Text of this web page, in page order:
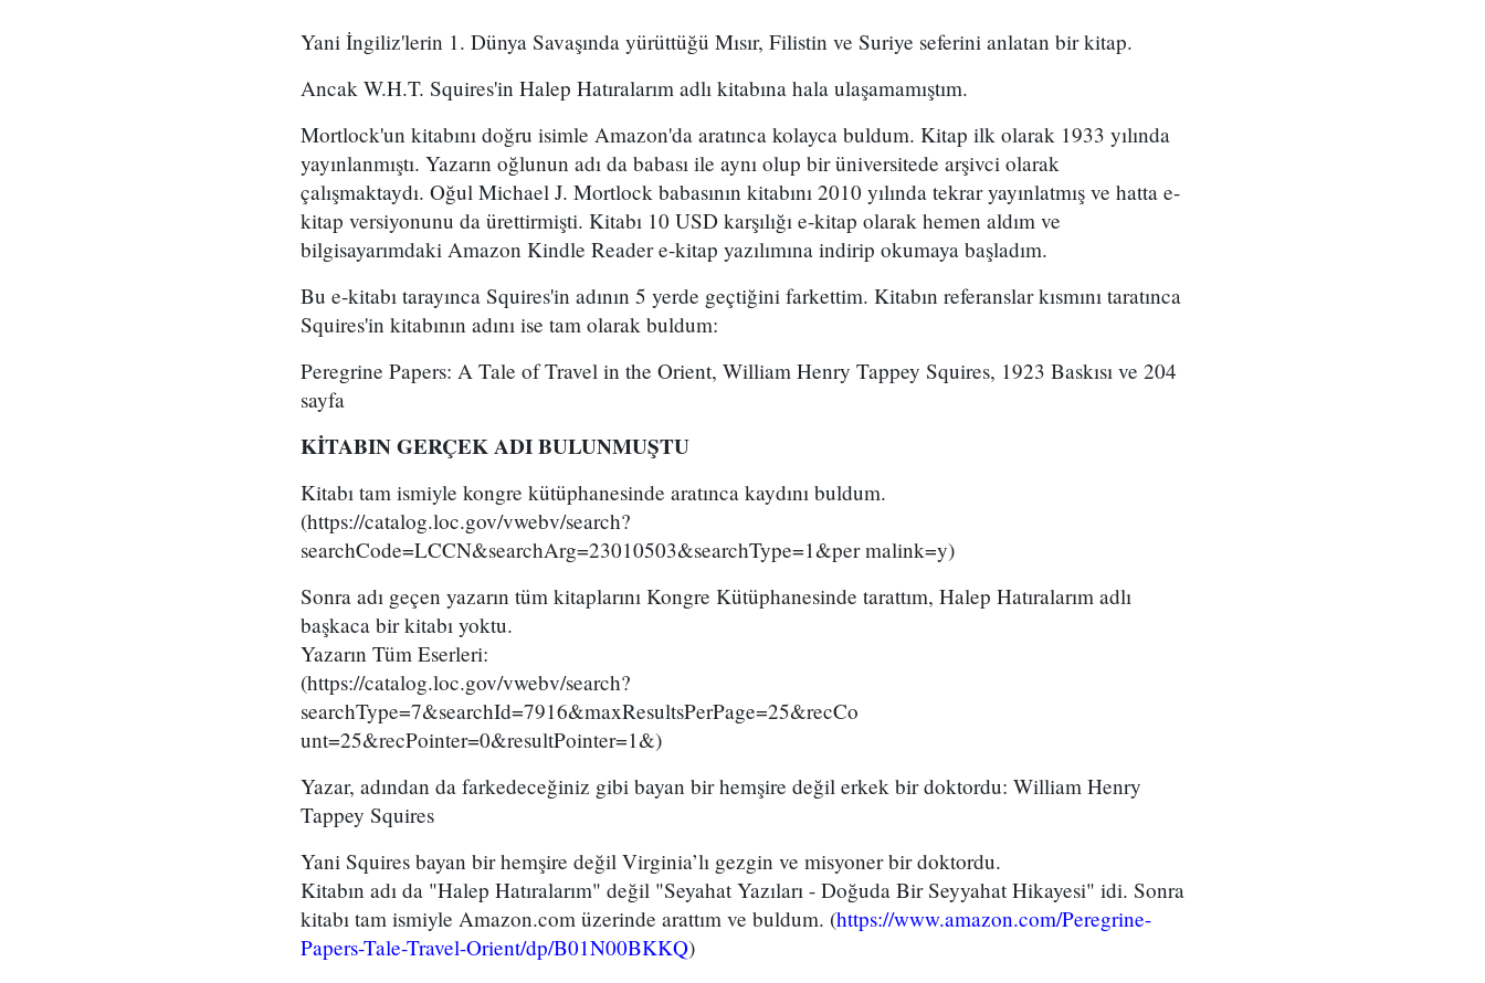
Yani İngiliz'lerin 1. Dünya Savaşında yürüttüğü Mısır, Filistin ve Suriye seferini anlatan bir kitap.
Ancak W.H.T. Squires'in Halep Hatıralarım adlı kitabına hala ulaşamamıştım.
Mortlock'un kitabını doğru isimle Amazon'da aratınca kolayca buldum. Kitap ilk olarak 1933 yılında
yayınlanmıştı. Yazarın oğlunun adı da babası ile aynı olup bir üniversitede arşivci olarak
çalışmaktaydı. Oğul Michael J. Mortlock babasının kitabını 2010 yılında tekrar yayınlatmış ve hatta e-
kitap versiyonunu da ürettirmişti. Kitabı 10 USD karşılığı e-kitap olarak hemen aldım ve
bilgisayarımdaki Amazon Kindle Reader e-kitap yazılımına indirip okumaya başladım.
Bu e-kitabı tarayınca Squires'in adının 5 yerde geçtiğini farkettim. Kitabın referanslar kısmını taratınca
Squires'in kitabının adını ise tam olarak buldum:
Peregrine Papers: A Tale of Travel in the Orient, William Henry Tappey Squires, 1923 Baskısı ve 204
sayfa
KİTABIN GERÇEK ADI BULUNMUŞTU
Kitabı tam ismiyle kongre kütüphanesinde aratınca kaydını buldum.
(https://catalog.loc.gov/vwebv/search?
searchCode=LCCN&searchArg=23010503&searchType=1&per malink=y)
Sonra adı geçen yazarın tüm kitaplarını Kongre Kütüphanesinde tarattım, Halep Hatıralarım adlı
başkaca bir kitabı yoktu.
Yazarın Tüm Eserleri:
(https://catalog.loc.gov/vwebv/search?
searchType=7&searchId=7916&maxResultsPerPage=25&recCo
unt=25&recPointer=0&resultPointer=1&)
Yazar, adından da farkedeceğiniz gibi bayan bir hemşire değil erkek bir doktordu: William Henry
Tappey Squires
Yani Squires bayan bir hemşire değil Virginia’lı gezgin ve misyoner bir doktordu.
Kitabın adı da "Halep Hatıralarım" değil "Seyahat Yazıları - Doğuda Bir Seyyahat Hikayesi" idi. Sonra
kitabı tam ismiyle Amazon.com üzerinde arattım ve buldum. (https://www.amazon.com/Peregrine-
Papers-Tale-Travel-Orient/dp/B01N00BKKQ)